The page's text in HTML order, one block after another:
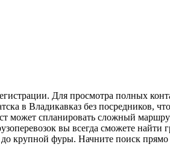
Для просмотра полных
в Владикавказ без посредников,
может спланировать сложный
вы всегда сможете найти
крупной фуры. Начните поиск прямо